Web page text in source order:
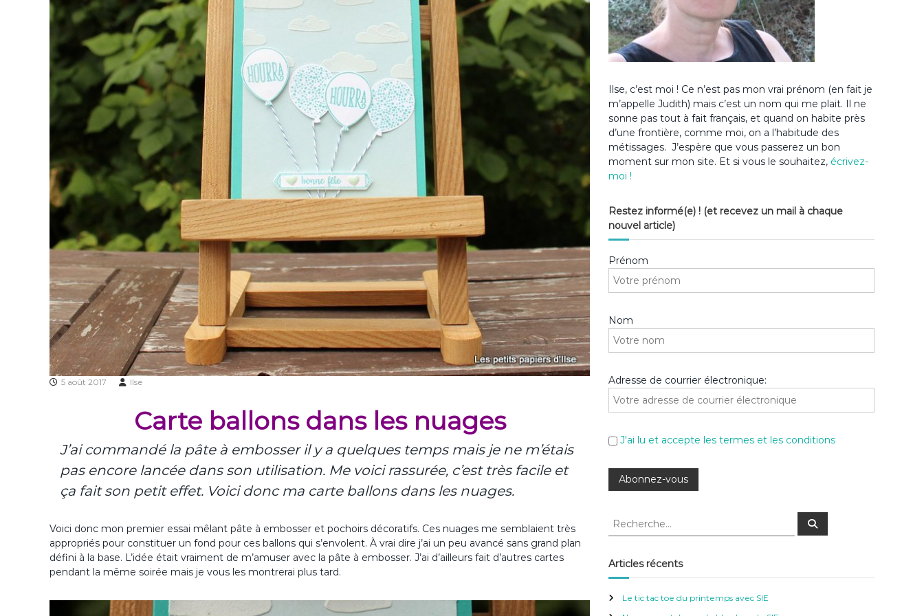
5 août 2017 Ilse
Carte ballons dans les nuages
J’ai commandé la pâte à embosser il y a quelques temps mais je ne m’étais
pas encore lancée dans son utilisation. Me voici rassurée, c’est très facile et
ça fait son petit effet. Voici donc ma carte ballons dans les nuages.
Voici donc mon premier essai mêlant pâte à embosser et pochoirs décoratifs. Ces nuages me semblaient très
appropriés pour constituer un fond pour ces ballons qui s’envolent. À vrai dire j’ai un peu avancé sans grand plan
défini à la base. L’idée était vraiment de m’amuser avec la pâte à embosser. J’ai d’ailleurs fait d’autres cartes
pendant la même soirée mais je vous les montrerai plus tard.
Ilse, c’est moi ! Ce n’est pas mon vrai prénom (en fait je
m’appelle Judith) mais c’est un nom qui me plait. Il ne
sonne pas tout à fait français, et quand on habite près
d’une frontière, comme moi, on a l’habitude des
métissages. J’espère que vous passerez un bon
moment sur mon site. Et si vous le souhaitez, écrivez-
moi !
Restez informé(e) ! (et recevez un mail à chaque
nouvel article)
Prénom
Nom
Adresse de courrier électronique:
J'ai lu et accepte les termes et les conditions
R
h
e
c
R
c
Articles récents
Le tic tac toe du printemps avec SIE